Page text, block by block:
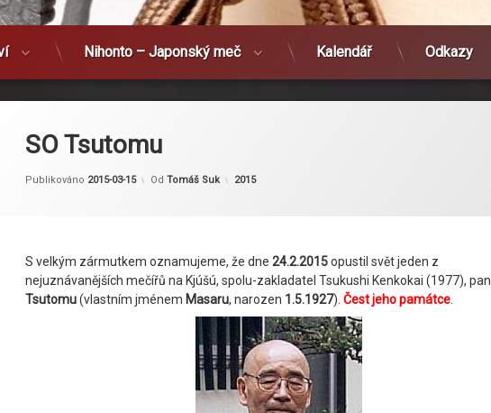
Nihonto – Japonský meč Kalendář Odkazy
SO Tsutomu
Publikováno 2015-03-15 Od Tomáš Suk Kategorie:
2015
S velkým zármutkem oznamujeme, že dne 24.2.2015opustil svět jeden z
nejuznávanějších mečířů na Kjúšú, spolu-zakladatel Tsukushi Kenkokai (1977), pan
Tsutomu(vlastním jménem Masaru, narozen 1.5.1927). Čest jeho památce